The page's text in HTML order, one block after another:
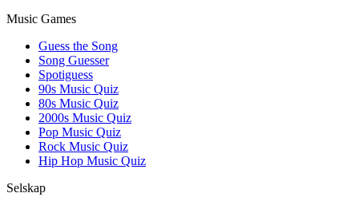
Music Games
Guess the Song
Song Guesser
Spotiguess
90s Music Quiz
80s Music Quiz
2000s Music Quiz
Pop Music Quiz
Rock Music Quiz
Hip Hop Music Quiz
Selskap